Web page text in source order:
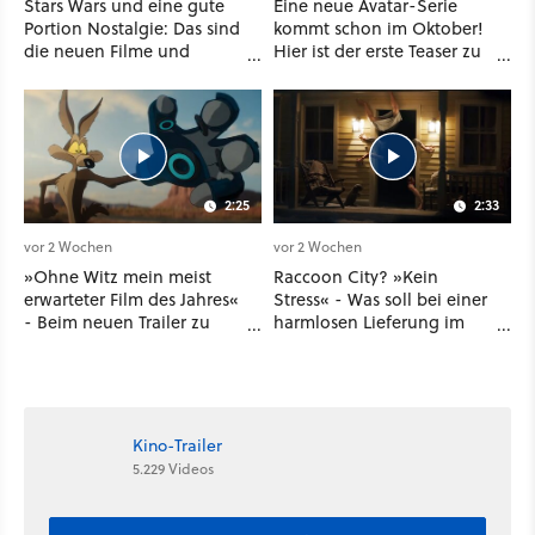
Stars Wars und eine gute
Portion Nostalgie: Das sind
die neuen Filme und
Disney Plus
Eine neue Avatar-Serie
kommt schon im Oktober!
Hier ist der erste Teaser zu
Paramount Plus
2:25
vor 2 Wochen
»Ohne Witz mein meist
erwarteter Film des Jahres«
- Beim neuen Trailer zu
2:33
vor 2 Wochen
Raccoon City? »Kein
Stress« - Was soll bei einer
harmlosen Lieferung im
Kino-Trailer
5.229 Videos